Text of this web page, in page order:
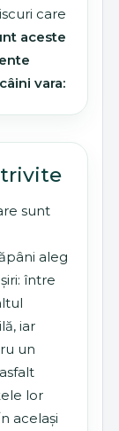
care
aceste
vara:
sunt
aleg
între
iar
un
lor
același